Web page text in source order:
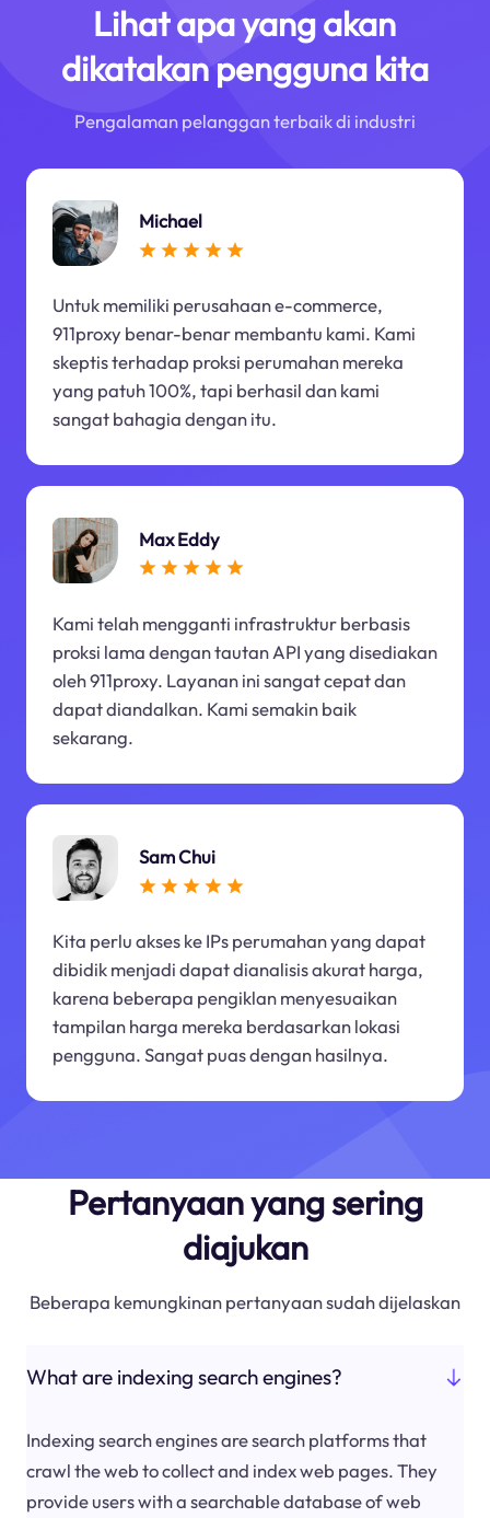
Lihat apa yang akan
dikatakan pengguna kita
Pengalaman pelanggan terbaik di industri
Michael
Untuk memiliki perusahaan e-commerce,
911proxy benar-benar membantu kami. Kami
skeptis terhadap proksi perumahan mereka
yang patuh 100%, tapi berhasil dan kami
sangat bahagia dengan itu.
Max Eddy
Kami telah mengganti infrastruktur berbasis
proksi lama dengan tautan API yang disediakan
oleh 911proxy. Layanan ini sangat cepat dan
dapat diandalkan. Kami semakin baik
sekarang.
Sam Chui
Kita perlu akses ke IPs perumahan yang dapat
dibidik menjadi dapat dianalisis akurat harga,
karena beberapa pengiklan menyesuaikan
tampilan harga mereka berdasarkan lokasi
pengguna. Sangat puas dengan hasilnya.
Pertanyaan yang sering
diajukan
Beberapa kemungkinan pertanyaan sudah dijelaskan
What are indexing search engines?
Indexing search engines are search platforms that
crawl the web to collect and index web pages. They
provide users with a searchable database of web